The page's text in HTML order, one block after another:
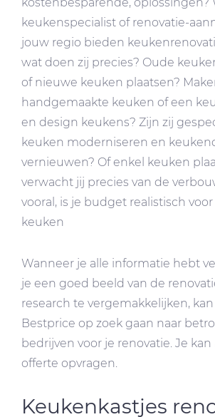
keukenspecialist of renovatie-
jouw regio bieden
wat doen zij precies? Oude
of nieuwe keuken plaatsen?
handgemaakte keuken of een
en design keukens? Zijn zij
keuken moderniseren en
vernieuwen? Of enkel keuken
verwacht jij precies van de
vooral, is je budget realistisch
keuken
Wanneer je alle informatie hebt
je een goed beeld van de
research te vergemakkelijken, kan
Bestprice op zoek gaan naar
bedrijven voor je renovatie. Je
offerte opvragen.
Keukenkastjes